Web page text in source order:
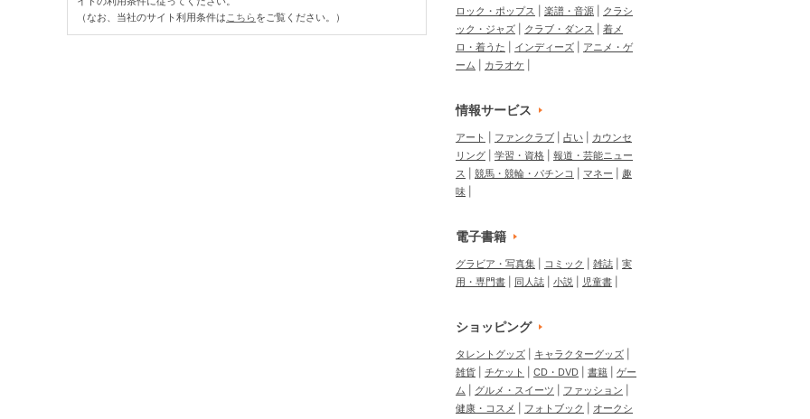
（なお、当社のサイト利用条件はこちらをご覧ください。） ロック・ポップス 楽譜・音源
クラシ
ック・ジャズ
クラブ・ダンス
着メ
ロ・着うた
インディーズ
アニメ・ゲ
ーム
カラオケ
情報サービス
アート ファンクラブ 占い
カウンセ
リング
学習・資格
報道・芸能ニュー
ス
競馬・競輪・パチンコ マネー
趣
味
電子書籍
グラビア・写真集 コミック 雑誌
実
用・専門書
同人誌 小説 児童書
ショッピング
タレントグッズ
キャラクターグッズ
雑貨
チケット CD・DVD 書籍
ゲー
ム
グルメ・スイーツ
ファッション
健康・コスメ
フォトブック
オークシ